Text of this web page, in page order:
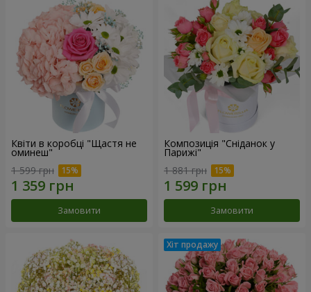
Квіти в коробці "Щастя не
оминеш"
1 599 грн
Замовити
Композиція "Сніданок у
Парижі"
1 881 грн
Замовити